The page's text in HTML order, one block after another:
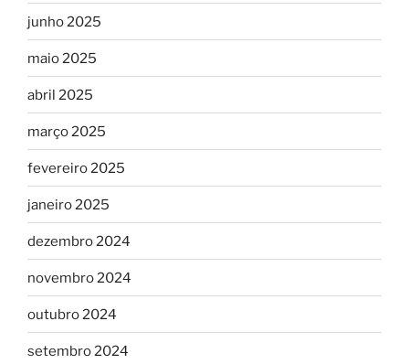
junho 2025
maio 2025
abril 2025
março 2025
fevereiro 2025
janeiro 2025
dezembro 2024
novembro 2024
outubro 2024
setembro 2024